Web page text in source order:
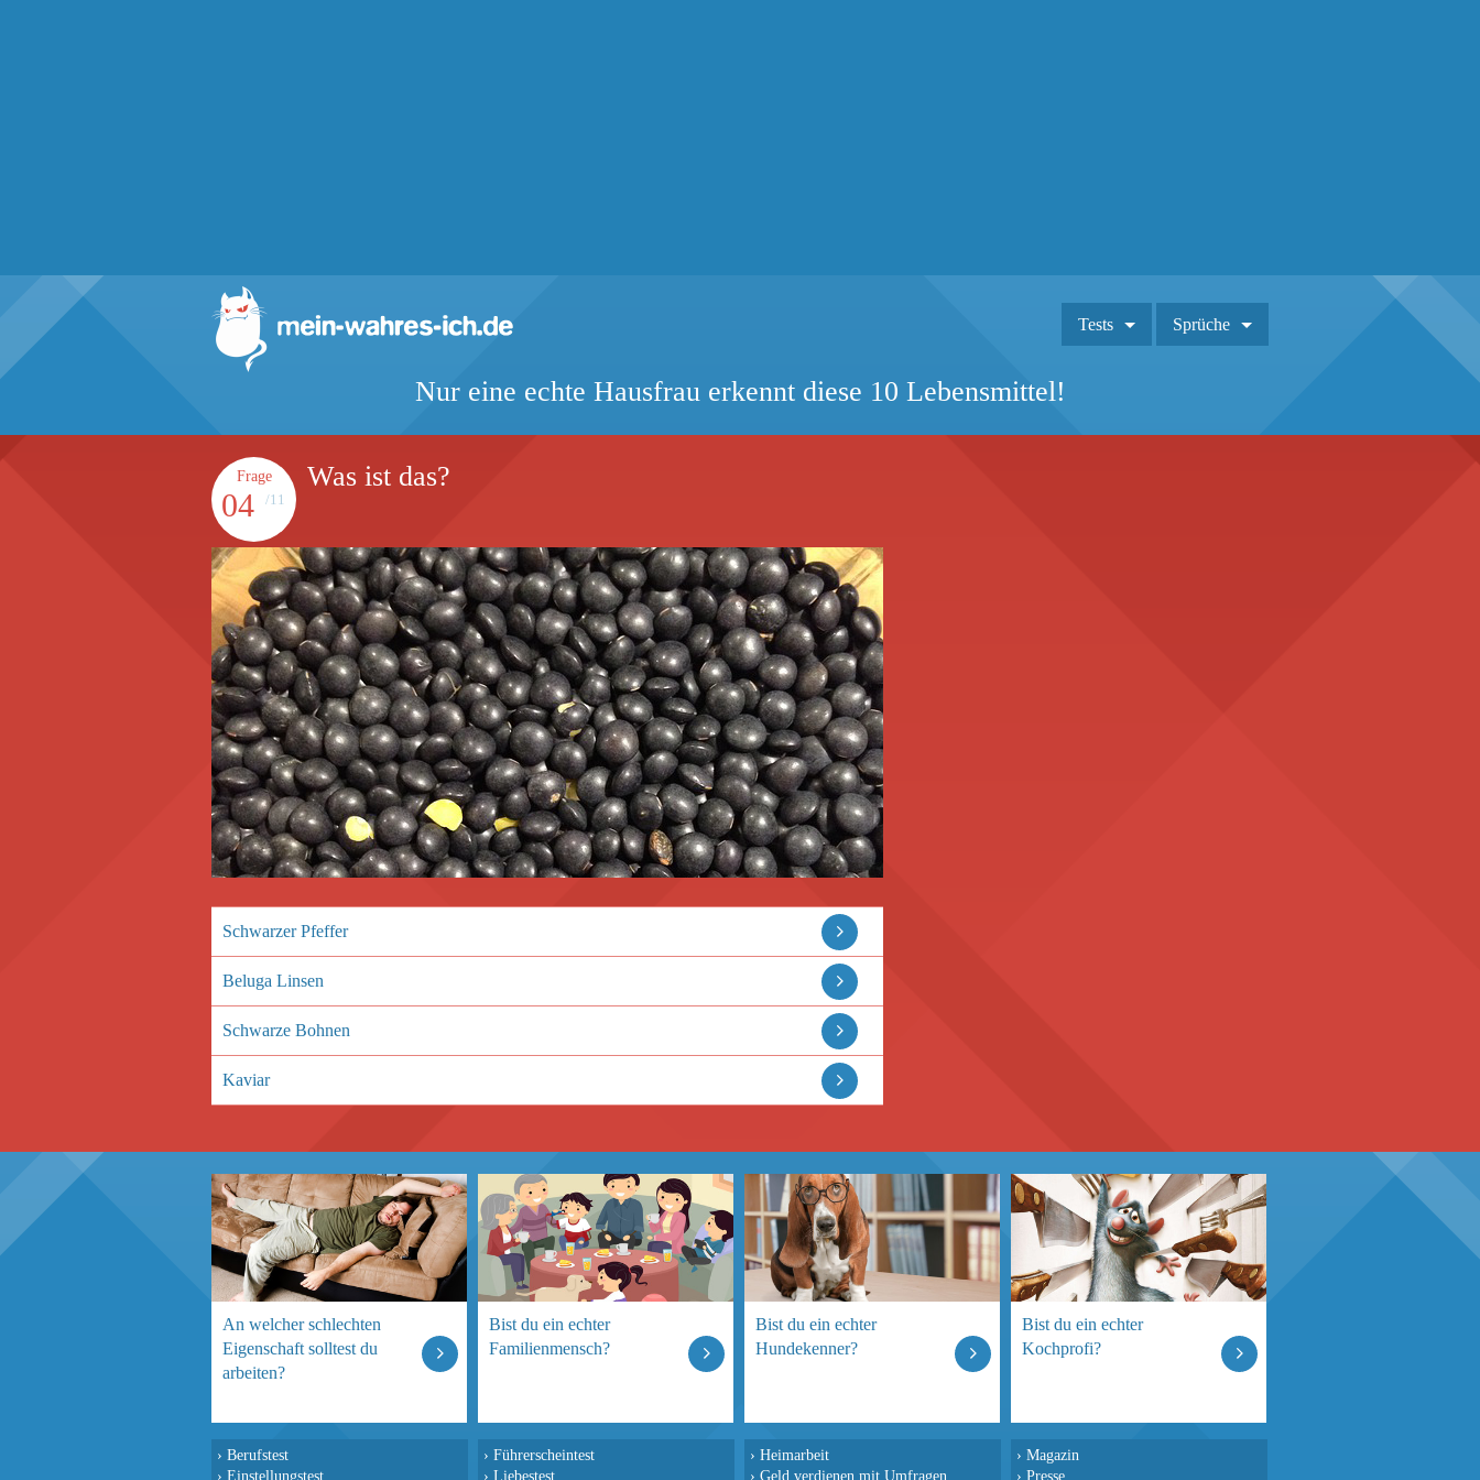
Tests Sprüche
Nur eine echte Hausfrau erkennt diese 10 Lebensmittel!
Frage
04 /11
Was ist das?
Schwarzer Pfeffer
Beluga Linsen
Schwarze Bohnen
Kaviar
An welcher schlechten
Eigenschaft solltest du
arbeiten?
Bist du ein echter
Familienmensch?
Bist du ein echter
Hundekenner?
Bist du ein echter
Kochprofi?
› Berufstest
› Einstellungstest
› Führerscheintest
› Liebestest
› Heimarbeit
› Geld verdienen mit Umfragen
› Magazin
› Presse